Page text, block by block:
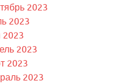
2023
2023
2023
2023
2023